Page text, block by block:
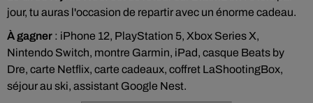
jour, tu auras l'occasion de repartir avec un énorme cadeau.
À gagner : iPhone 12, PlayStation 5, Xbox Series X,
Nintendo Switch, montre Garmin, iPad, casque Beats by
Dre, carte Netflix, carte cadeaux, coffret LaShootingBox,
séjour au ski, assistant Google Nest.